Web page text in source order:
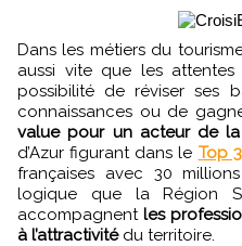
Dans les métiers du tourisme, les fondamentaux évoluent
aussi vite que les
possibilité de réviser ses
connaissances ou de
value pour un acteur de
d’Azur figurant dans le Top
françaises avec 30
logique que la Région
accompagnent les
à l’attractivitédu territoire.